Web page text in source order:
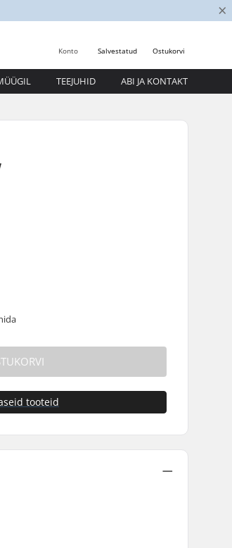
×
Ostukorvi
Salvestatud
Konto
TEEJUHID ABI JA KONTAKT
tooteid